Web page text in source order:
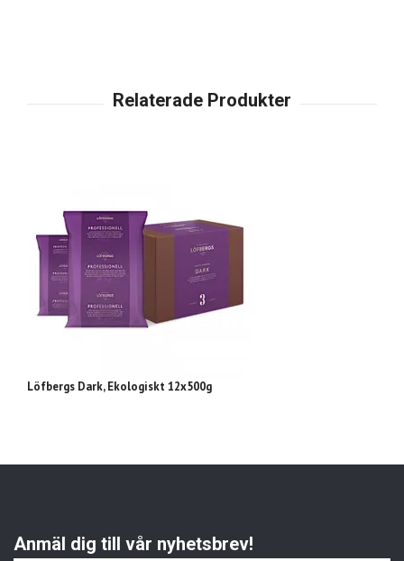
Löfbergs Dark, Ekologiskt 12x500g
Anmäl dig till vår nyhetsbrev!